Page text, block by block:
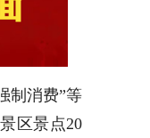
制消费”等
区景点20